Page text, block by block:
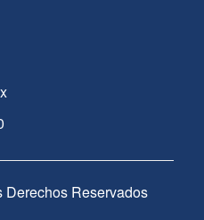
Derechos Reservados